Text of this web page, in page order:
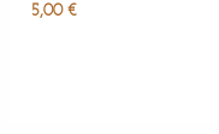
5,00 €